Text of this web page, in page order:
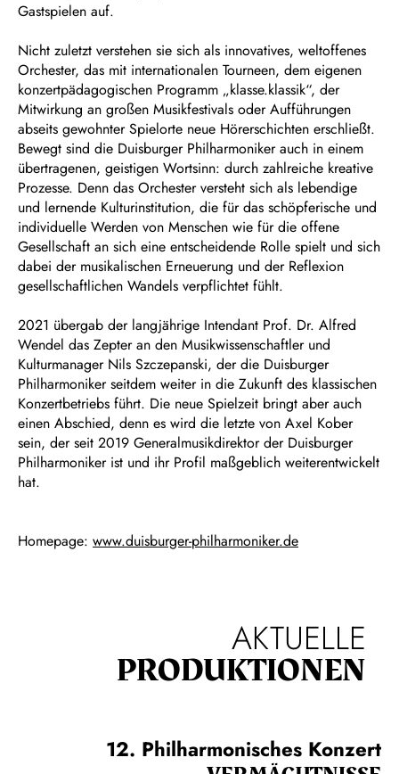
Gastspielen auf.
Nicht zuletzt verstehen sie sich als innovatives, weltoffenes
Orchester, das mit internationalen Tourneen, dem eigenen
konzertpädagogischen Programm „klasse.klassik“, der
Mitwirkung an großen Musikfestivals oder Aufführungen
abseits gewohnter Spielorte neue Hörerschichten erschließt.
Bewegt sind die Duisburger Philharmoniker auch in einem
übertragenen, geistigen Wortsinn: durch zahlreiche kreative
Prozesse. Denn das Orchester versteht sich als lebendige
und lernende Kulturinstitution, die für das schöpferische und
individuelle Werden von Menschen wie für die offene
Gesellschaft an sich eine entscheidende Rolle spielt und sich
dabei der musikalischen Erneuerung und der Reflexion
gesellschaftlichen Wandels verpflichtet fühlt.
2021 übergab der langjährige Intendant Prof. Dr. Alfred
Wendel das Zepter an den Musikwissenschaftler und
Kulturmanager Nils Szczepanski, der die Duisburger
Philharmoniker seitdem weiter in die Zukunft des klassischen
Konzertbetriebs führt. Die neue Spielzeit bringt aber auch
einen Abschied, denn es wird die letzte von Axel Kober
sein, der seit 2019 Generalmusikdirektor der Duisburger
Philharmoniker ist und ihr Profil maßgeblich weiterentwickelt
hat.
Homepage: www.duisburger-philharmoniker.de
AKTUELLE
PRODUKTIONEN
12. Philharmonisches Konzert